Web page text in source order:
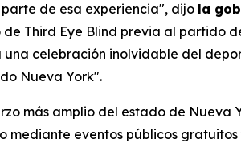
de esa experiencia", dijo la
Third Eye Blind previa al partido
celebración inolvidable del
Nueva York".
más amplio del estado de
eventos públicos